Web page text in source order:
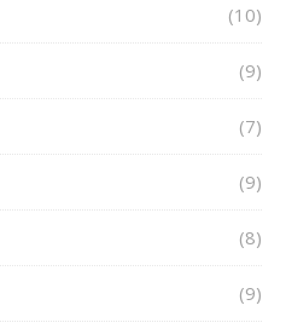
(10)
(9)
(7)
(9)
(8)
(9)